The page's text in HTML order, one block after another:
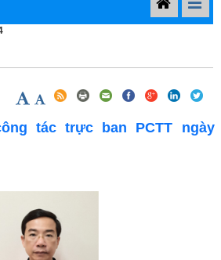
tác trực ban PCTT ngày